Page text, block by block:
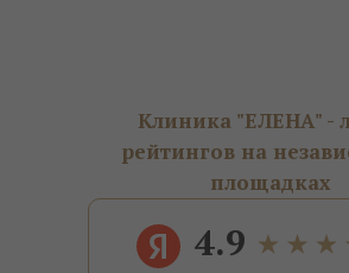
4.9
Клиника "ЕЛЕНА" -
рейтингов на
площадках